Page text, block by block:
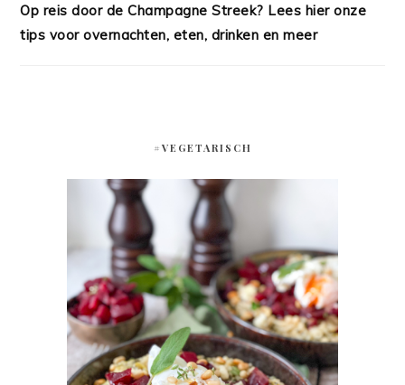
Op reis door de Champagne Streek? Lees hier onze
tips voor overnachten, eten, drinken en meer
#VEGETARISCH